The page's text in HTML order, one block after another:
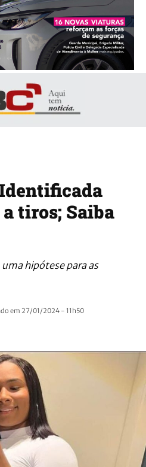
tiros; Saiba
hipótese para as
em 27/01/2024 - 11h50